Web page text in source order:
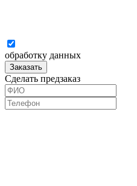
обработку данных
Заказать
Сделать предзаказ